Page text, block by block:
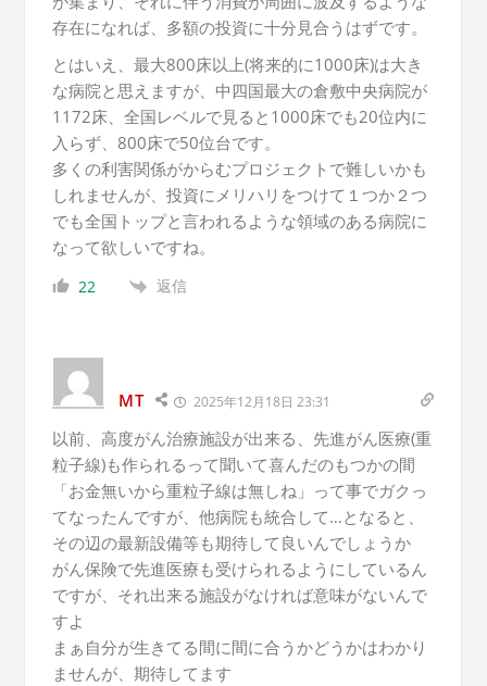
存在になれば、多額の投資に十分見合うはずです。
とはいえ、最大800床以上(将来的に1000床)は大き
な病院と思えますが、中四国最大の倉敷中央病院が
1172床、全国レベルで見ると1000床でも20位内に
入らず、800床で50位台です。
多くの利害関係がからむプロジェクトで難しいかも
しれませんが、投資にメリハリをつけて１つか２つ
でも全国トップと言われるような領域のある病院に
なって欲しいですね。
22 返信
MT 2025年12月18日 23:31
以前、高度がん治療施設が出来る、先進がん医療(重
粒子線)も作られるって聞いて喜んだのもつかの間
「お金無いから重粒子線は無しね」って事でガクっ
てなったんですが、他病院も統合して…となると、
その辺の最新設備等も期待して良いんでしょうか
がん保険で先進医療も受けられるようにしているん
ですが、それ出来る施設がなければ意味がないんで
すよ
まぁ自分が生きてる間に間に合うかどうかはわかり
ませんが、期待してます